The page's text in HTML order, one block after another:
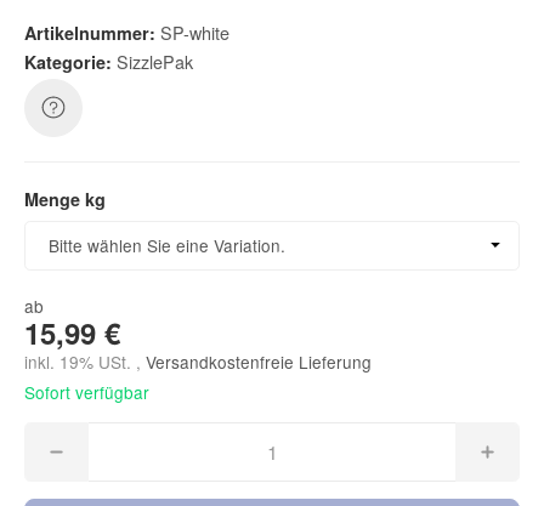
Artikelnummer: SP-white
Kategorie: SizzlePak
Menge kg
Bitte wählen Sie eine Variation.
ab
15,99 €
inkl. 19% USt. , Versandkostenfreie Lieferung
Sofort verfügbar